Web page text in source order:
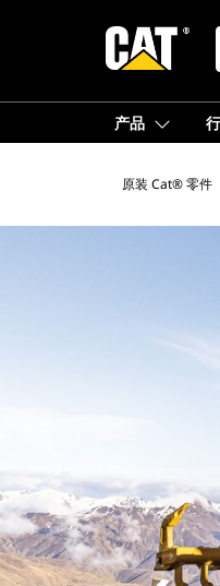
产品
原装 Cat® 零件